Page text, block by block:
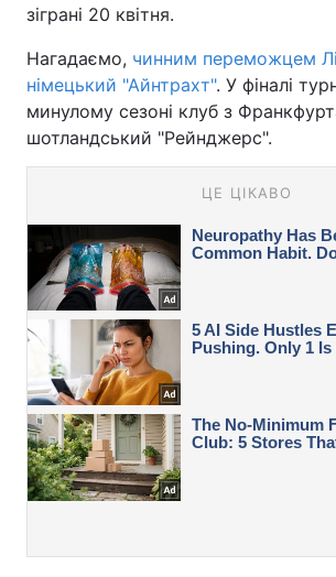
зіграні 20 квітня.
Нагадаємо, чинним переможцем
німецький "Айнтрахт". У фіналі
минулому сезоні клуб з
шотландський "Рейнджерс".